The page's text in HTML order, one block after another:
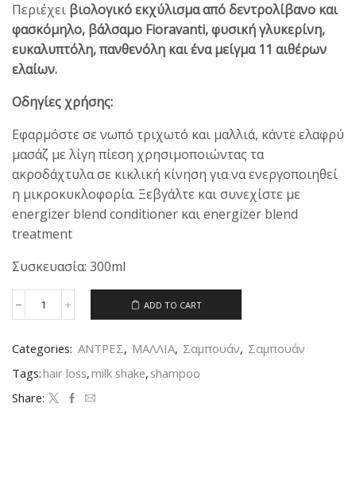
Περιέχει βιολογικό εκχύλισμα από δεντρολίβανο και
φασκόμηλο, βάλσαμο Fioravanti, φυσική γλυκερίνη,
ευκαλυπτόλη, πανθενόλη και ένα μείγμα 11 αιθέρων
ελαίων.
Οδηγίες χρήσης:
Εφαρμόστε σε νωπό τριχωτό και μαλλιά, κάντε ελαφρύ
μασάζ με λίγη πίεση χρησιμοποιώντας τα
ακροδάχτυλα σε κικλική κίνηση για να ενεργοποιηθεί
η μικροκυκλοφορία. Ξεβγάλτε και συνεχίστε με
energizer blend conditioner και energizer blend
treatment
Συσκευασία: 300ml
ADD TO CART
Categories: ΑΝΤΡΕΣ, ΜΑΛΛΙΑ, Σαμπουάν, Σαμπουάν
Tags:hair loss,milk shake, shampoo
Share: